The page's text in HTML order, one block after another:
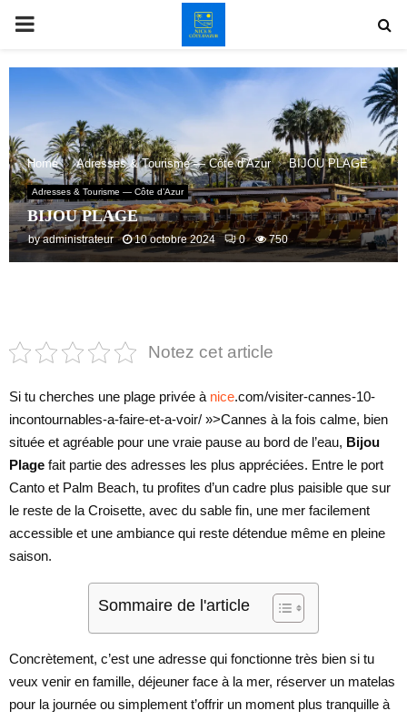
PRIMARY
MENU
Home Adresses & Tourisme — Côte d’Azur BIJOU PLAGE
Adresses & Tourisme — Côte d’Azur
BIJOU PLAGE
byadministrateur 10 octobre 2024 0 750
Notez cet article
Si tu cherches une plage privée à nice.com/visiter-cannes-10-
incontournables-a-faire-et-a-voir/ »>Cannes à la fois calme, bien
située et agréable pour une vraie pause au bord de l’eau, Bijou
Plage fait partie des adresses les plus appréciées. Entre le port
Canto et Palm Beach, tu profites d’un cadre plus paisible que sur
le reste de la Croisette, avec du sable fin, une mer facilement
accessible et une ambiance qui reste détendue même en pleine
saison.
Sommaire de l'article
Concrètement, c’est une adresse qui fonctionne très bien si tu
veux venir en famille, déjeuner face à la mer, réserver un matelas
pour la journée ou simplement t’offrir un moment plus tranquille à